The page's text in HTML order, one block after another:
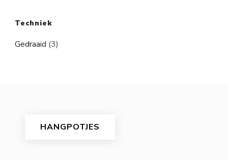
Techniek
Gedraaid (3)
HANGPOTJES